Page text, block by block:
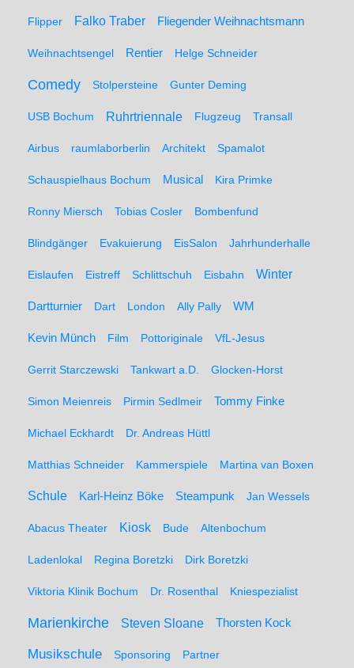
Flipper Falko Traber Fliegender Weihnachtsmann
Weihnachtsengel Rentier Helge Schneider
Comedy Stolpersteine Gunter Deming
USB Bochum Ruhrtriennale Flugzeug Transall
Airbus raumlaborberlin Architekt Spamalot
Schauspielhaus Bochum Musical Kira Primke
Ronny Miersch Tobias Cosler Bombenfund
Blindgänger Evakuierung EisSalon Jahrhunderhalle
Eislaufen Eistreff Schlittschuh Eisbahn Winter
Dartturnier Dart London Ally Pally WM
Kevin Münch Film Pottoriginale VfL-Jesus
Gerrit Starczewski Tankwart a.D. Glocken-Horst
Simon Meienreis Pirmin Sedlmeir Tommy Finke
Michael Eckhardt Dr. Andreas Hüttl
Matthias Schneider Kammerspiele Martina van Boxen
Schule Karl-Heinz Böke Steampunk Jan Wessels
Abacus Theater Kiosk Bude Altenbochum
Ladenlokal Regina Boretzki Dirk Boretzki
Viktoria Klinik Bochum Dr. Rosenthal Kniespezialist
Marienkirche Steven Sloane Thorsten Kock
Musikschule Sponsoring Partner